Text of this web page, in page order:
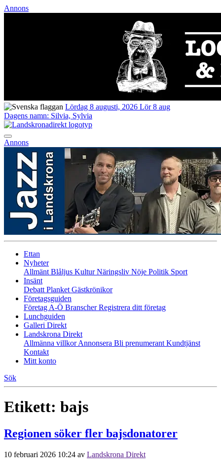
Annons
Lördag 8 augusti, 2026 Lör 8 aug
Dagens namn: Silvia, Sylvia
Annons
Ettan
Nyheter
Allmänt Blåljus KulturNäringsliv Nöje Politik Sport
Insänt
Debatt Planket Gästkrönikor
Företagsguiden
Företag A-Ö BranscherRegistrera ditt företag
Lunchguiden
Galleri Direkt
Landskrona Direkt
Allmänna villkorAnnonsera Bli prenumerant Kundtjänst
Kontakt
Mitt konto
Sök
Etikett: bajs
Regionen söker fler bajsdonatorer
10 februari 2026 10:24 av Landskrona Direkt